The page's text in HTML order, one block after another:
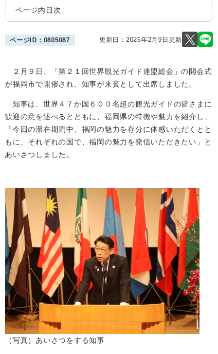
ページ内目次
ページID：0805087 更新日：2026年2月9日更新
２月９日、「第２１回世界観光ガイド連盟総会」の開会式
が福岡市で開催され、知事が来賓として出席しました。
知事は、世界４７か国６００名超の観光ガイドの皆さまに
歓迎の意を述べるとともに、福岡県の特徴や魅力を紹介し、
「今回の滞在期間中、福岡の魅力を存分に体感いただくとと
もに、それぞれの国で、福岡の魅力を発信いただきたい」と
あいさつしました。
（写真）あいさつをする知事